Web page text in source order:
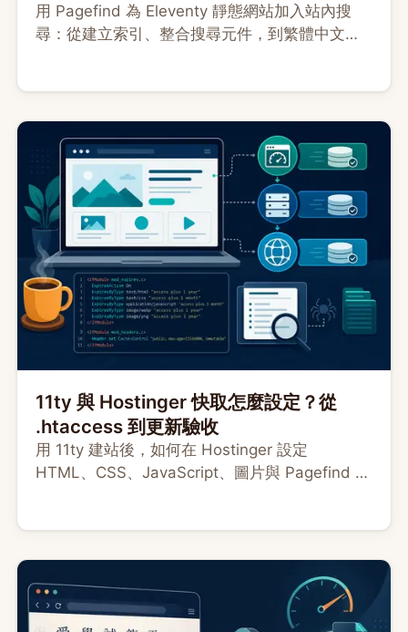
用 Pagefind 為 Eleventy 靜態網站加入站內搜
尋：從建立索引、整合搜尋元件，到繁體中文搜
11ty 與 Hostinger 快取怎麼設定？從
.htaccess 到更新驗收
用 11ty 建站後，如何在 Hostinger 設定
HTML、CSS、JavaScript、圖片與 Pagefind 快